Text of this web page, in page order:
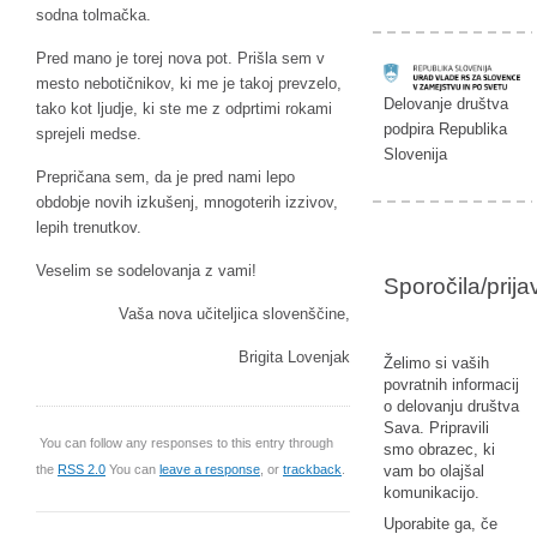
sodna tolmačka.
Pred mano je torej nova pot. Prišla sem v
mesto nebotičnikov, ki me je takoj prevzelo,
tako kot ljudje, ki ste me z odprtimi rokami
sprejeli medse.
Prepričana sem, da je pred nami lepo
obdobje novih izkušenj, mnogoterih izzivov,
lepih trenutkov.
Veselim se sodelovanja z vami!
Vaša nova učiteljica slovenščine,
Brigita Lovenjak
You can follow any responses to this entry through
the RSS 2.0 You can leave a response , or trackback
Delovanje društva
podpira Republika
Slovenija
Sporočila/
Želimo si vaših
povratnih informacij
o delovanju društva
Sava. Pripravili
smo obrazec, ki
vam bo olajšal
komunikacijo.
Uporabite ga, če